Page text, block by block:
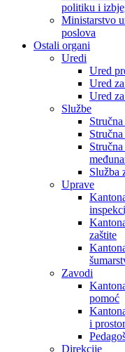
politiku i
Ministarstvo
poslova
Ostali organi
Uredi
Ured
Ured
Ured
Službe
Služba
Uprave
zaštite
Zavodi
pomoć
i
Direkcije